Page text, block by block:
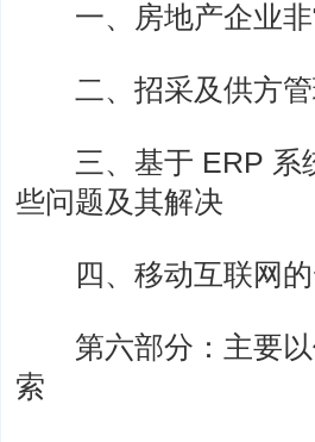
一、房地产企业非
二、招采及供方管
三、基于 ERP 系统
些问题及其解决
四、移动互联网的
第六部分：主要以
索